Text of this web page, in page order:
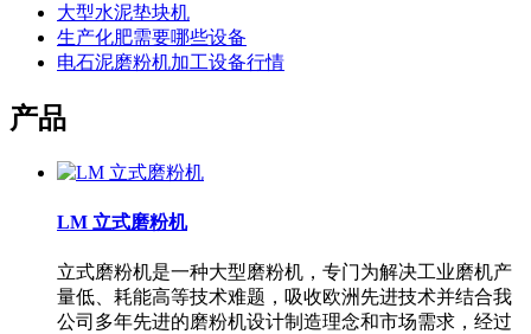
大型水泥垫块机
生产化肥需要哪些设备
电石泥磨粉机加工设备行情
产品
LM 立式磨粉机
立式磨粉机是一种大型磨粉机，专门为解决工业磨机产
量低、耗能高等技术难题，吸收欧洲先进技术并结合我
公司多年先进的磨粉机设计制造理念和市场需求，经过